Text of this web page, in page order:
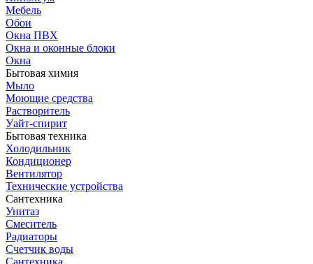
Мебель
Обои
Окна ПВХ
Окна и оконные блоки
Окна
Бытовая химия
Мыло
Моющие средства
Растворитель
Уайт-спирит
Бытовая техника
Холодильник
Кондиционер
Вентилятор
Технические устройства
Сантехника
Унитаз
Смеситель
Радиаторы
Счетчик воды
Сантехника